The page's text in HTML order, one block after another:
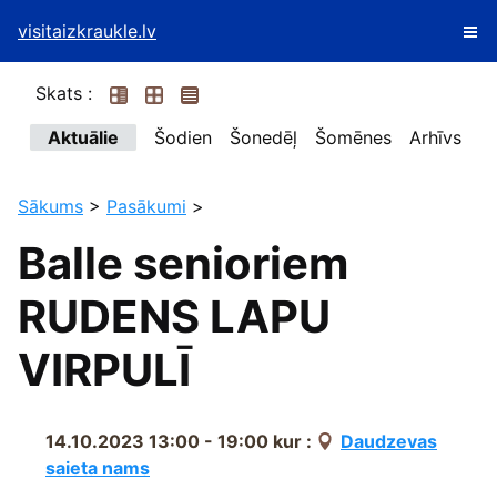
visitaizkraukle.lv
Skats :
Aktuālie
Šodien Šonedēļ Šomēnes Arhīvs
Sākums > Pasākumi >
Balle senioriem
RUDENS LAPU
VIRPULĪ
14.10.2023 13:00 - 19:00 kur :
Daudzevas
saieta nams